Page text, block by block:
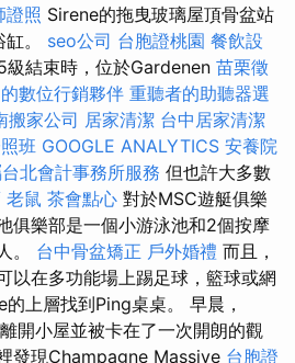
證照 Sirene的拖曳玻璃屋頂骨盆站
。 seo公司 台胞證桃園 餐飲設
級結束時，位於Gardenen 苗栗徵
數位行銷夥伴 重聽者的助聽器選
搬家公司 居家清潔 台中居家清潔
班 GOOGLE ANALYTICS 安養院
北會計事務所服務 但也許大多數
老鼠 茶會點心 對於MSC遊艇俱樂
俱樂部是一個小游泳池和2個按摩
。 台中骨盆矯正 戶外婚禮 而且，
以在多功能場上踢足球，籃球或網
上層找到Ping桌桌。 早晨，
開小屋並被卡在了一次開朗的觀
發現Champagne Massive 台胞證